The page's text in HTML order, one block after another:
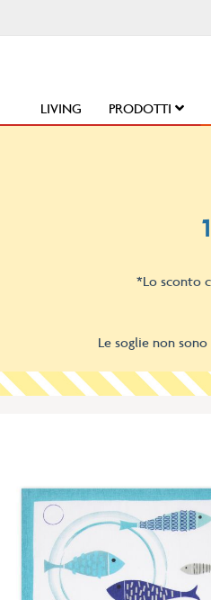
LIVING PRODOTTI
*Lo sconto
Le soglie non